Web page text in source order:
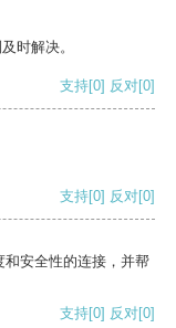
时解决。
支持[0] 反对[0]
支持[0] 反对[0]
安全性的连接，并帮
支持[0] 反对[0]